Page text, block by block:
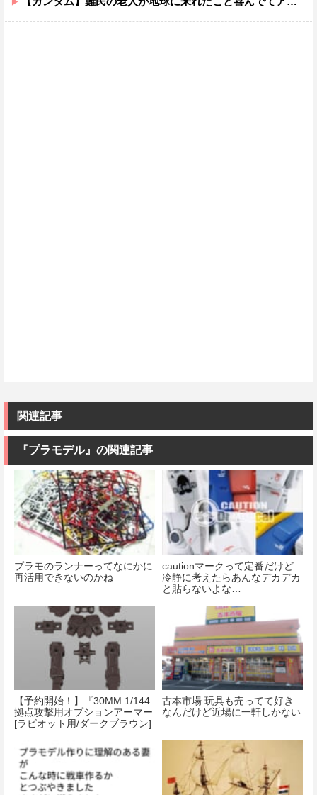
関連記事
『プラモデル』の関連記事
プラモのランナーってなにかに
再活用できないのかね
cautionマークって定番だけど
冷静に考えたらあんなデカデカ
と貼らないよな…
【予約開始！】『30MM 1/144
拠点攻撃用オプションアーマー
[ラビオット用/ダークブラウン]
古本市場 玩具も売ってて好き
なんだけど近場に一軒しかない